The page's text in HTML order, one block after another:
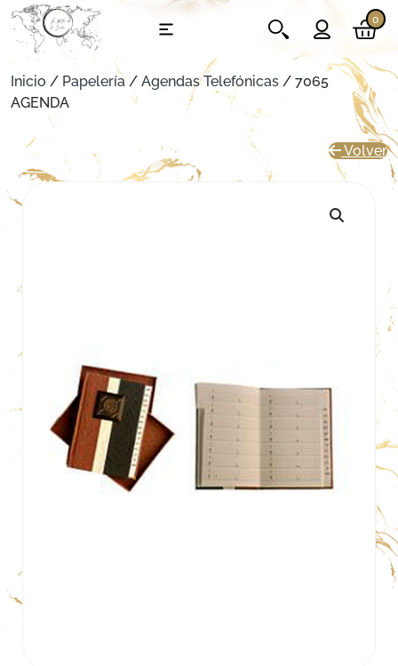
0
Inicio / Papelería / Agendas Telefónicas / 7065
AGENDA
Volver